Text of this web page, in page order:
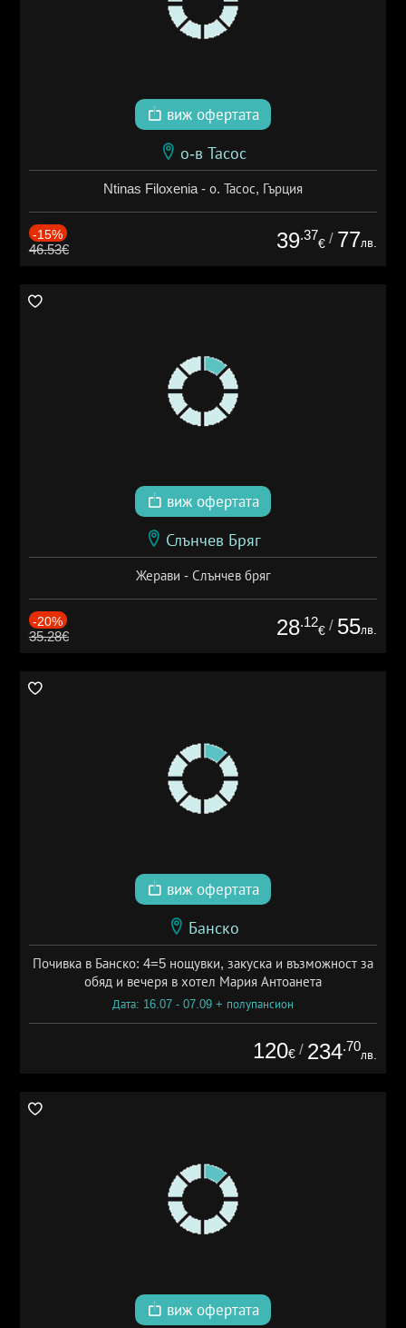
виж офертата
о-в Тасос
Ntinas Filoxenia - о. Тасос, Гърция
-15%
46.53€ 39.37
€ / 77лв.
виж офертата
Слънчев Бряг
Жерави - Слънчев бряг
-20%
35.28€ 28.12
€ / 55лв.
виж офертата
Банско
Почивка в Банско: 4=5 нощувки, закуска и възможност за
обяд и вечеря в хотел Мария Антоанета
Дата: 16.07 - 07.09 + полупансион
120€ / 234.70
лв.
виж офертата